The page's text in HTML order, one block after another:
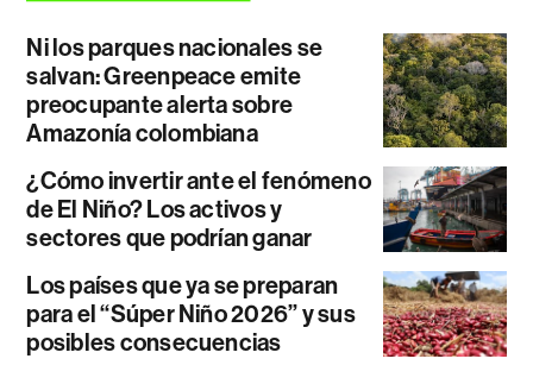
Ni los parques nacionales se
salvan: Greenpeace emite
preocupante alerta sobre
Amazonía colombiana
¿Cómo invertir ante el fenómeno
de El Niño? Los activos y
sectores que podrían ganar
Los países que ya se preparan
para el “Súper Niño 2026” y sus
posibles consecuencias